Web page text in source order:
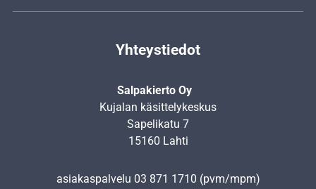
Yhteystiedot
Salpakierto Oy
Kujalan käsittelykeskus
Sapelikatu 7
15160 Lahti
asiakaspalvelu 03 871 1710 (pvm/mpm)